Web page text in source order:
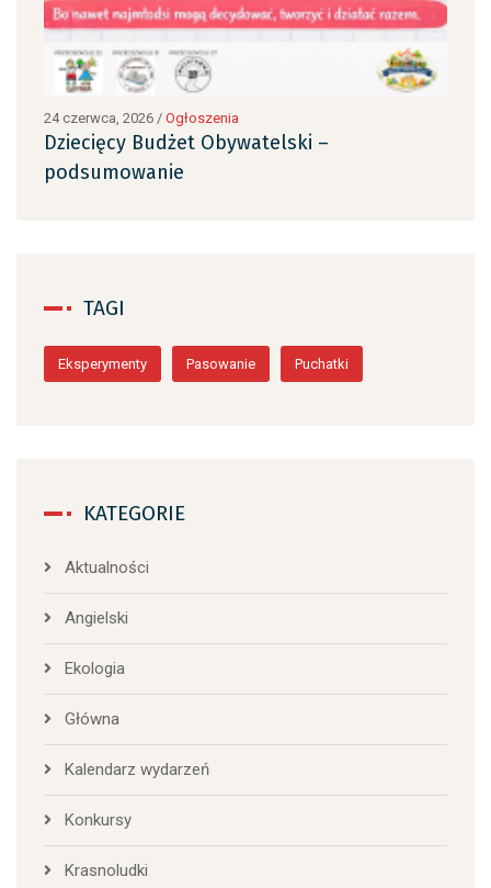
24 czerwca, 2026 / Ogłoszenia
Dziecięcy Budżet Obywatelski –
podsumowanie
TAGI
Eksperymenty Pasowanie Puchatki
KATEGORIE
Aktualności
Angielski
Ekologia
Główna
Kalendarz wydarzeń
Konkursy
Krasnoludki